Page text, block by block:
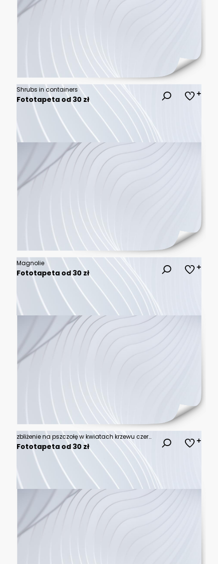
Shrubs in containers
Fototapeta od 30 zł
Magnolie
Fototapeta od 30 zł
zbliżenie na pszczołę w kwiatach krzewu czerwonej róży
Fototapeta od 30 zł